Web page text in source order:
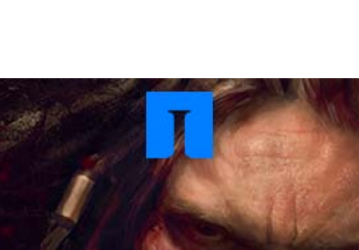
Особистості
Подорожі і відкриття
Політика
Релігія
Розваги і дозвілля
Чудеса світу
Темні віки
Високе Середньовіччя
Пізнє Середньовіччя
Нова історія
Новітня історія
Наш час